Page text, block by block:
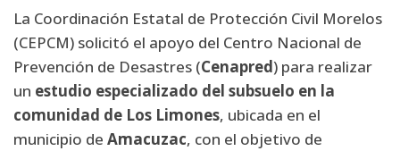
La Coordinación Estatal de Protección Civil Morelos
(CEPCM) solicitó el apoyo del Centro Nacional de
Prevención de Desastres (Cenapred) para realizar
un estudio especializado del subsuelo en la
comunidad de Los Limones, ubicada en el
municipio de Amacuzac, con el objetivo de